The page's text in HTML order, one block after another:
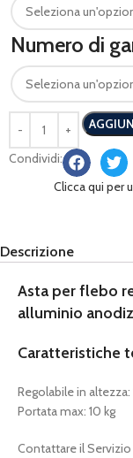
Numero di
Condividi:
Clicca qui per
Descrizione
Asta per flebo
alluminio
Caratteristiche
Regolabile in
Portata max: 10 kg
Contattare il